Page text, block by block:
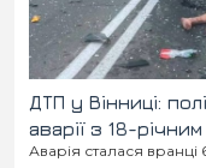
ДТП у Вінниці:
аварії з 18-
Аварія сталася вранці